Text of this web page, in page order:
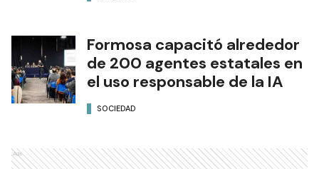
Formosa capacitó alrededor
de 200 agentes estatales en
el uso responsable de la IA
SOCIEDAD
Ads